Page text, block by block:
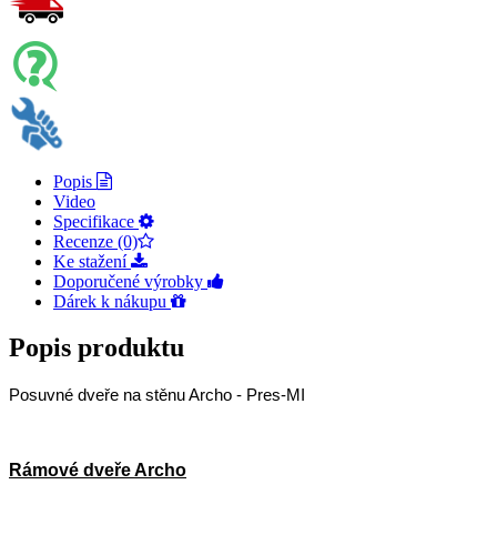
Popis
Video
Specifikace
Recenze (0)
Ke stažení
Doporučené výrobky
Dárek k nákupu
Popis produktu
Posuvné dveře na stěnu Archo - Pres-MI
Rámové dveře Archo